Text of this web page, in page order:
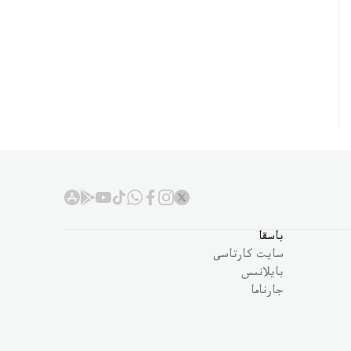
باسقا
سايت كارتاسى
بايلانىس
جارناما